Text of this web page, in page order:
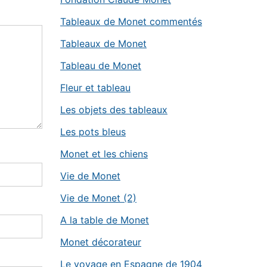
Tableaux de Monet commentés
Tableaux de Monet
Tableau de Monet
Fleur et tableau
Les objets des tableaux
Les pots bleus
Monet et les chiens
Vie de Monet
Vie de Monet (2)
A la table de Monet
Monet décorateur
Le voyage en Espagne de 1904